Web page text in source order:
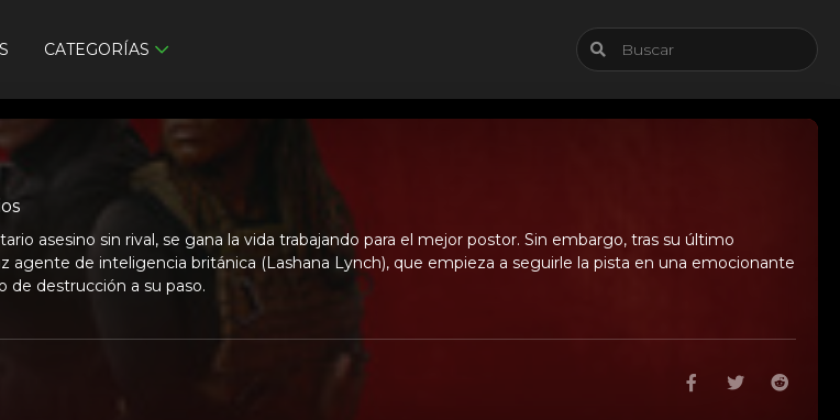
CATEGORÍAS
asesino sin rival, se gana la vida trabajando para el mejor postor. Sin embargo, tras su último
agente de inteligencia británica (Lashana Lynch), que empieza a seguirle la pista en una emocionante
de destrucción a su paso.